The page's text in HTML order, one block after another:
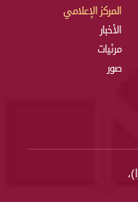
المركز الإعلامي
الأخبار
مرئيات
صور